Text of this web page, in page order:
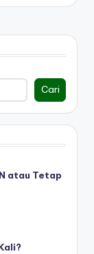
Cari
atau Tetap